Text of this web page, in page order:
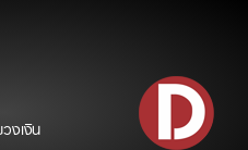
งเงิน